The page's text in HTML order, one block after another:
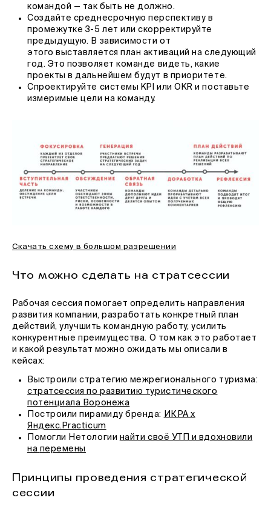
командой — так быть не должно.
Создайте среднесрочную перспективу в
промежутке 3-5 лет или скорректируйте
предыдущую. В зависимости от
этого выставляется план активаций на следующий
год. Это позволяет команде видеть, какие
проекты в дальнейшем будут в приоритете.
Спроектируйте системы KPI или OKR и поставьте
измеримые цели на команду.
Скачать схему в большом разрешении
Что можно сделать на стратсессии
Рабочая сессия помогает определить направления
развития компании, разработать конкретный план
действий, улучшить командную работу, усилить
конкурентные преимущества. О том как это работает
и какой результат можно ожидать мы описали в
кейсах:
Выстроили стратегию межрегионального туризма:
стратсессия по развитию туристического
потенциала Воронежа
Построили пирамиду бренда: ИКРА х
Яндекс.Practicum
Помогли Нетологии найти своё УТП и вдохновили
на перемены
Принципы проведения стратегической
сессии